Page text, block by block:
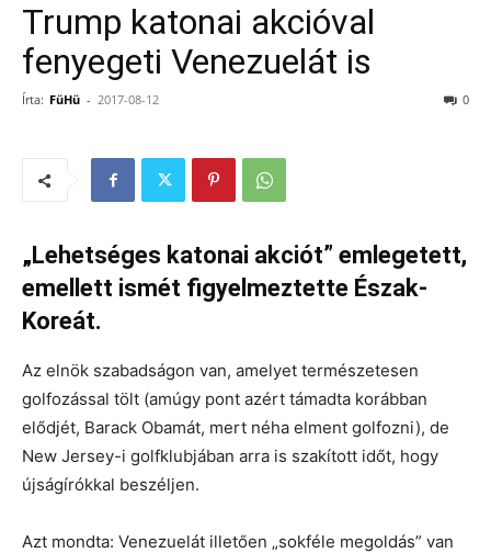
Trump katonai akcióval
fenyegeti Venezuelát is
Írta: FüHü - 2017-08-12 0
„Lehetséges katonai akciót” emlegetett,
emellett ismét figyelmeztette Észak-
Koreát.
Az elnök szabadságon van, amelyet természetesen
golfozással tölt (amúgy pont azért támadta korábban
elődjét, Barack Obamát, mert néha elment golfozni), de
New Jersey-i golfklubjában arra is szakított időt, hogy
újságírókkal beszéljen.
Azt mondta: Venezuelát illetően „sokféle megoldás” van